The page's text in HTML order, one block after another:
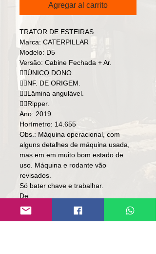
Agregar al carrito
TRATOR DE ESTEIRAS
Marca: CATERPILLAR
Modelo: D5
Versão: Cabine Fechada + Ar.
👉🏻ÚNICO DONO.
👉🏻NF. DE ORIGEM.
👉🏻Lâmina angulável.
👉🏻Ripper.
Ano: 2019
Horímetro: 14.655
Obs.: Máquina operacional, com
alguns detalhes de máquina usada,
mas em em muito bom estado de
uso. Máquina e rodante vão
revisados.
Só bater chave e trabalhar.
De
Preço: R$ 720,000
Por